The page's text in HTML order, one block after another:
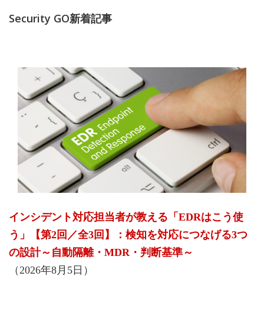
Security GO新着記事
インシデント対応担当者が教える「EDRはこう使
う」【第2回／全3回】：検知を対応につなげる3つ
の設計～自動隔離・MDR・判断基準～
（2026年8月5日）